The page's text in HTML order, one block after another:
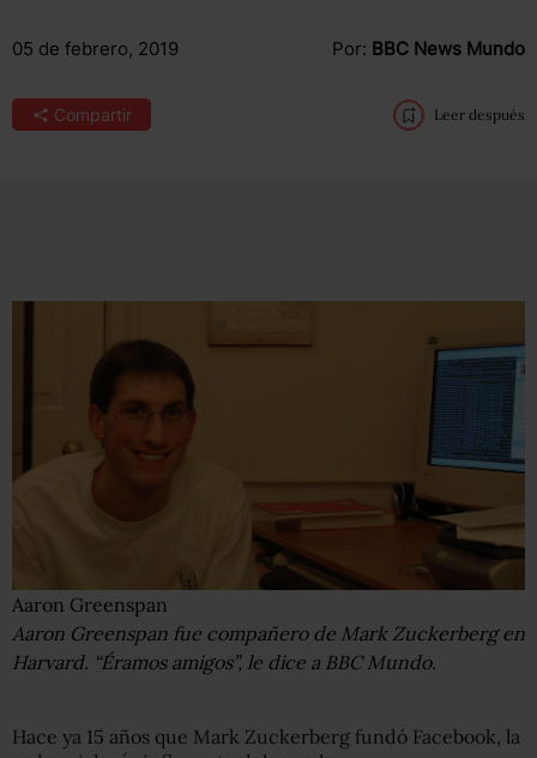
05 de febrero, 2019 Por: BBC News Mundo
Compartir Leer después
Aaron Greenspan
Aaron Greenspan fue compañero de Mark Zuckerberg en
Harvard. “Éramos amigos”, le dice a BBC Mundo.
Hace ya 15 años que Mark Zuckerberg fundó Facebook, la